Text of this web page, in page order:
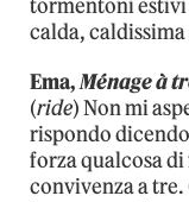
tormentoni estivi
calda,
Ema,Ménage à
(ride) Non mi
rispondo
forza qualcosa di
convivenza a